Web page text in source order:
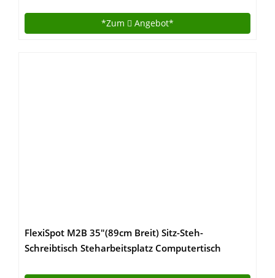
*Zum Angebot*
FlexiSpot M2B 35″(89cm Breit) Sitz-Steh-
Schreibtisch Steharbeitsplatz Computertisch